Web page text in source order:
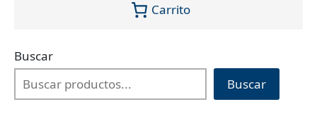
Carrito
Buscar
Buscar